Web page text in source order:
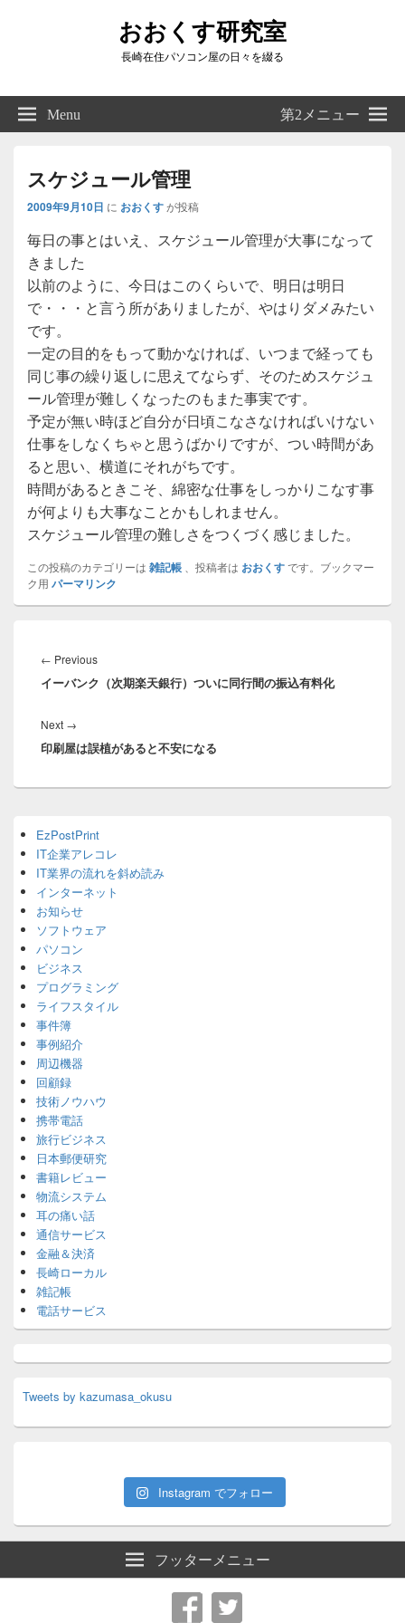
おおくす研究室
長崎在住パソコン屋の日々を綴る
Right
Sidebar
Widget
Menu 第2メニュー
スケジュール管理
2009年9月10日 に おおくすが投稿
毎日の事とはいえ、スケジュール管理が大事になって
きました
以前のように、今日はこのくらいで、明日は明日
で・・・と言う所がありましたが、やはりダメみたい
です。
一定の目的をもって動かなければ、いつまで経っても
同じ事の繰り返しに思えてならず、そのためスケジュ
ール管理が難しくなったのもまた事実です。
予定が無い時ほど自分が日頃こなさなければいけない
仕事をしなくちゃと思うばかりですが、つい時間があ
ると思い、横道にそれがちです。
時間があるときこそ、綿密な仕事をしっかりこなす事
が何よりも大事なことかもしれません。
スケジュール管理の難しさをつくづく感じました。
この投稿のカテゴリーは 雑記帳 、投稿者は おおくすです。ブックマー
ク用 パーマリンク
稿
ナ
ゲ
ー
シ
← PreviousPrevious
post:
イーバンク（次期楽天銀行）ついに同行間の振込有料化
Next →
post:
印刷屋は誤植があると不安になる
Sidebar
Widget
Area
EzPostPrint
IT企業アレコレ
IT業界の流れを斜め読み
インターネット
お知らせ
ソフトウェア
パソコン
ビジネス
プログラミング
ライフスタイル
事件簿
事例紹介
周辺機器
回顧録
技術ノウハウ
携帯電話
旅行ビジネス
日本郵便研究
書籍レビュー
物流システム
耳の痛い話
通信サービス
金融＆決済
長崎ローカル
雑記帳
電話サービス
Tweets by kazumasa_okusu
Instagram でフォロー
フッターメニュー